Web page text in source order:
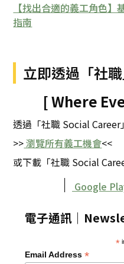
【找出合適的義工角色
指南
立即透過「社
[ Where
透過「社職 Social Career
>>瀏覽所有義工機會<<
或下載「社職 Social
｜ Google
電子通訊｜
*
Email Address*